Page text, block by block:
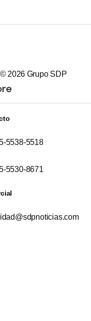
© 2026 Grupo SDP
5538-5518
5530-8671